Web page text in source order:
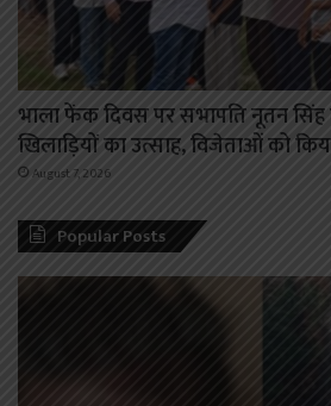
भाला फेंक दिवस पर सभापति नूतन सिंह
खिलाड़ियों का उत्साह, विजेताओं को
August 7, 2026
Popular Posts